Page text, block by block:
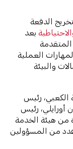
الدفعة
بعد
العملية
والبيئة
رئيس
أورايلي، رئيس
من هيئة الخدمة
من المسؤولين